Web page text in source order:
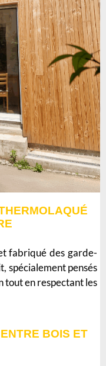
fabriqué des garde-
spécialement pensés
tout en respectant les
BOIS ET